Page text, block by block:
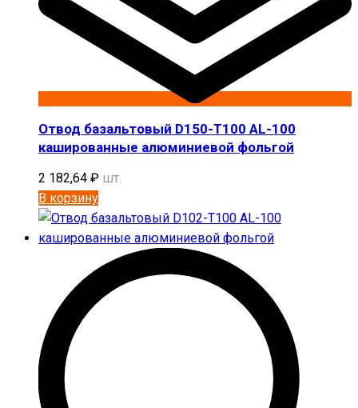
Отвод базальтовый D150-T100 AL-100
кашированные алюминиевой фольгой
2 182,64 ₽ шт.
В корзину